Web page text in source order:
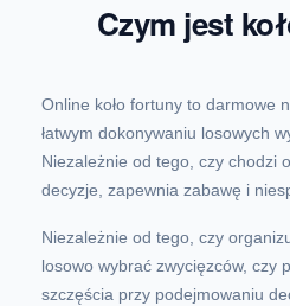
Czym jest
Online koło fortuny to darmowe
łatwym dokonywaniu losowych
Niezależnie od tego, czy chodzi
decyzje, zapewnia zabawę i
Niezależnie od tego, czy
losowo wybrać zwycięzców, czy
szczęścia przy podejmowaniu